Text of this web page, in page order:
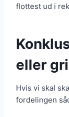
flottest ud i
eller
Hvis vi skal
fordelingen